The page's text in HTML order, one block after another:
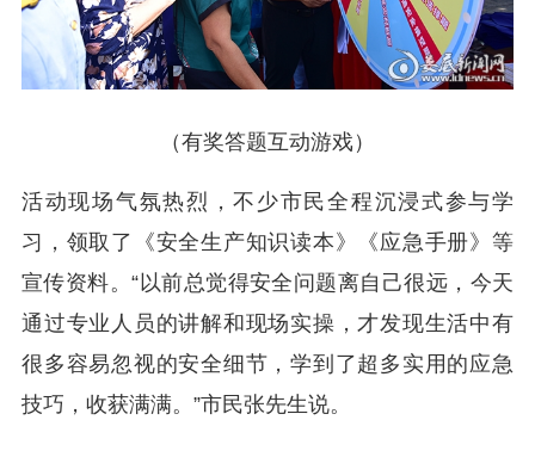
（有奖答题互动游戏）
活动现场气氛热烈，不少市民全程沉浸式参与学
习，领取了《安全生产知识读本》《应急手册》等
宣传资料。“以前总觉得安全问题离自己很远，今天
通过专业人员的讲解和现场实操，才发现生活中有
很多容易忽视的安全细节，学到了超多实用的应急
技巧，收获满满。”市民张先生说。